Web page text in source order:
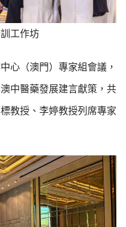
工作坊
心（澳門）專家組會議，
中醫藥發展建言獻策，共
教授、李婷教授列席專家